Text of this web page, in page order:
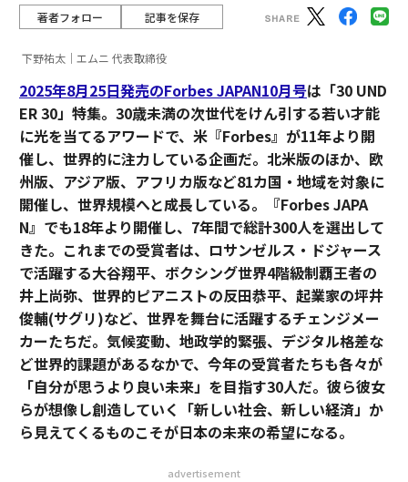
著者フォロー 記事を保存
下野祐太｜エムニ 代表取締役
2025年8月25日発売のForbes JAPAN10月号は「30 UND
ER 30」特集。30歳未満の次世代をけん引する若い才能
に光を当てるアワードで、米『Forbes』が11年より開
催し、世界的に注力している企画だ。北米版のほか、欧
州版、アジア版、アフリカ版など81カ国・地域を対象に
開催し、世界規模へと成長している。『Forbes JAPA
N』でも18年より開催し、7年間で総計300人を選出して
きた。これまでの受賞者は、ロサンゼルス・ドジャース
で活躍する大谷翔平、ボクシング世界4階級制覇王者の
井上尚弥、世界的ピアニストの反田恭平、起業家の坪井
俊輔(サグリ)など、世界を舞台に活躍するチェンジメー
カーたちだ。気候変動、地政学的緊張、デジタル格差な
ど世界的課題があるなかで、今年の受賞者たちも各々が
「自分が思うより良い未来」を目指す30人だ。彼ら彼女
らが想像し創造していく「新しい社会、新しい経済」か
ら見えてくるものこそが日本の未来の希望になる。
advertisement